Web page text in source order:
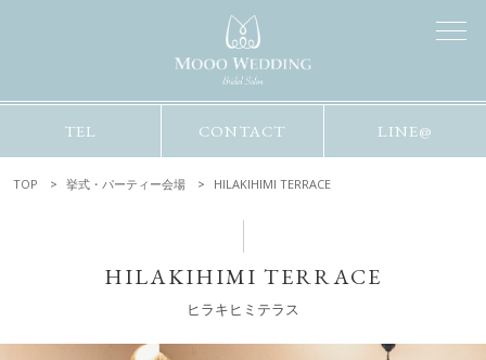
TEL CONTACT LINE@
TOP 挙式・パーティー会場 HILAKIHIMI TERRACE
HILAKIHIMI TERRACE
ヒラキヒミテラス